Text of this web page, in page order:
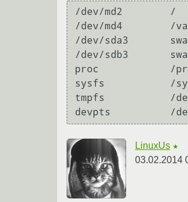
/dev/md2        /
/dev/md4        /
/dev/sda3
/dev/sdb3
proc            /
sysfs           /
tmpfs           /
devpts          /
LinuxUs ★
03.02.2014